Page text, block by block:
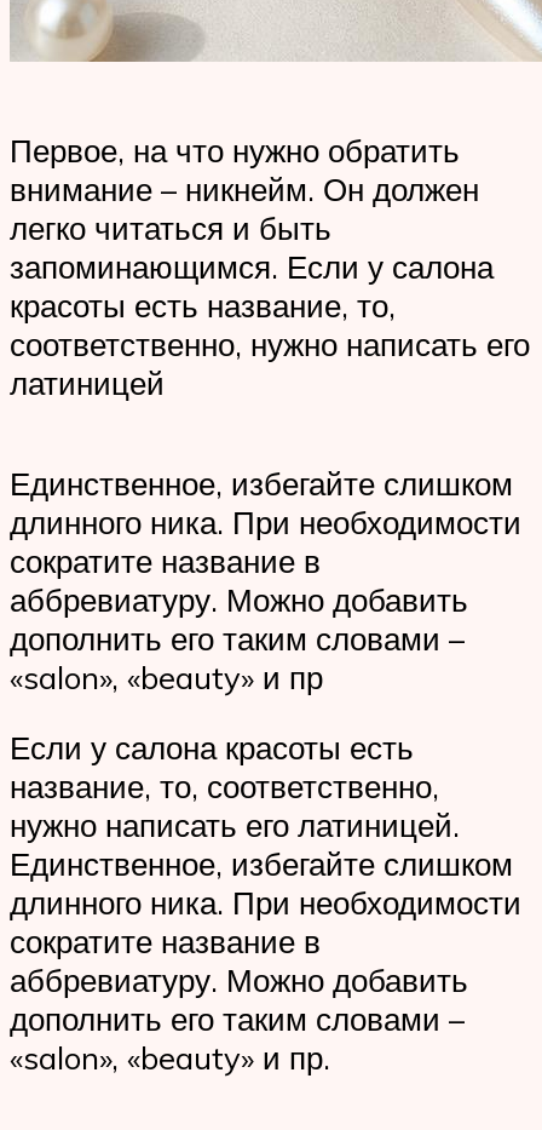
Первое, на что нужно обратить
внимание – никнейм. Он должен
легко читаться и быть
запоминающимся. Если у салона
красоты есть название, то,
соответственно, нужно написать его
латиницей
Единственное, избегайте слишком
длинного ника. При необходимости
сократите название в
аббревиатуру. Можно добавить
дополнить его таким словами –
«salon», «beauty» и пр
Если у салона красоты есть
название, то, соответственно,
нужно написать его латиницей.
Единственное, избегайте слишком
длинного ника. При необходимости
сократите название в
аббревиатуру. Можно добавить
дополнить его таким словами –
«salon», «beauty» и пр.